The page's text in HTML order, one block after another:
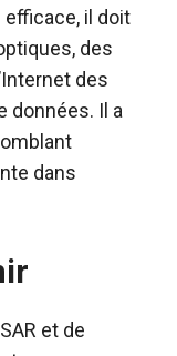
il doit
des
des
données. Il a
dans
et de